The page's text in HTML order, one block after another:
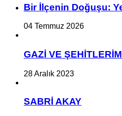
Bir İlçe­nin Do­ğu­şu:
04 Temmuz 2026
GAZİ VE
28 Aralık 2023
SABRİ AKAY